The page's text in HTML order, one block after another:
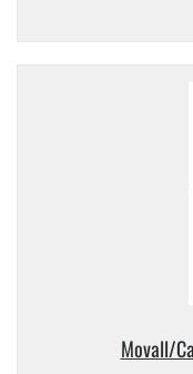
Movall/​